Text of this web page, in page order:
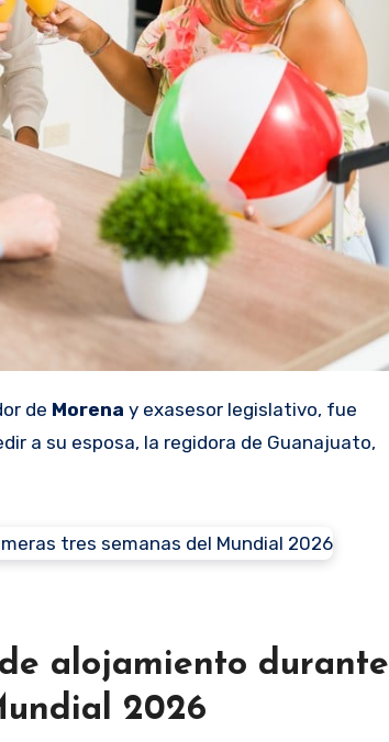
de Morena y exasesor legislativo, fue
a su esposa, la regidora de Guanajuato,
alojamiento durante
2026